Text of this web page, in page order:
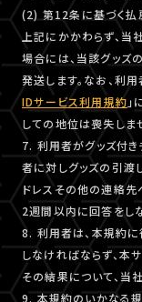
(2) 第12条に基づく払
上記にかかわらず、当
場合には、当該グッズ
発送します。なお、利
IDサービス利用規約
しての地位は喪失しま
7. 利用者がグッズ付き
者に対しグッズの引渡
ドレスその他の連絡先
2週間以内に回答をし
8. 利用者は、本規約に
しなければならず、本
その結果について、当
9. 本規約のいかなる